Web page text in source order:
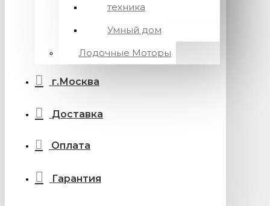
техника
Умный дом
Лодочные Моторы
г.Москва
Доставка
Оплата
Гарантия